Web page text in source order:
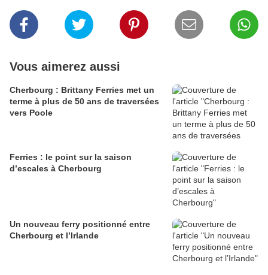
Vous aimerez aussi
Cherbourg : Brittany Ferries met un
terme à plus de 50 ans de traversées
vers Poole
Ferries : le point sur la saison
d’escales à Cherbourg
Un nouveau ferry positionné entre
Cherbourg et l’Irlande